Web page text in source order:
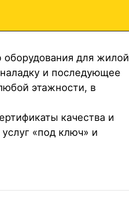
оборудования для жилой
и последующее
этажности, в
качества и
«под ключ» и